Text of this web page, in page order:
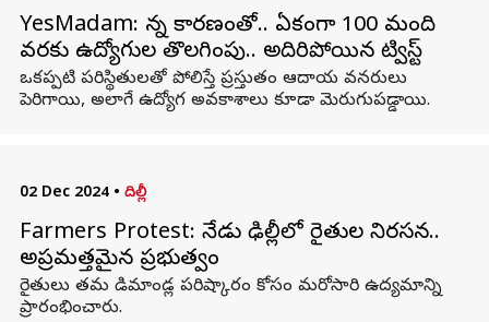
YesMadam: చిన్న కారణంతో.. ఏకంగా 100 మంది
వరకు ఉద్యోగుల తొలగింపు.. అదిరిపోయిన ట్విస్ట్
ఒకప్పటి పరిస్థితులతో పోలిస్తే ప్రస్తుతం ఆదాయ వనరులు
పెరిగాయి, అలాగే ఉద్యోగ అవకాశాలు కూడా మెరుగుపడ్డాయి.
02 Dec 2024 • దిల్లీ
Farmers Protest: నేడు ఢిల్లీలో రైతుల నిరసన..
అప్రమత్తమైన ప్రభుత్వం
రైతులు తమ డిమాండ్ల పరిష్కారం కోసం మరోసారి ఉద్యమాన్ని
ప్రారంభించారు.